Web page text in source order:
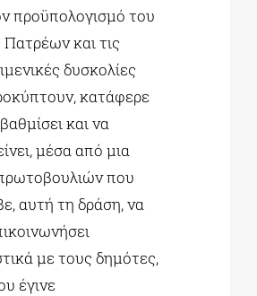
προϋπολογισμό του
και τις
δυσκολίες
κατάφερε
και να
μέσα από μια
που
αυτή τη δράση, να
με τους δημότες,
έγινε